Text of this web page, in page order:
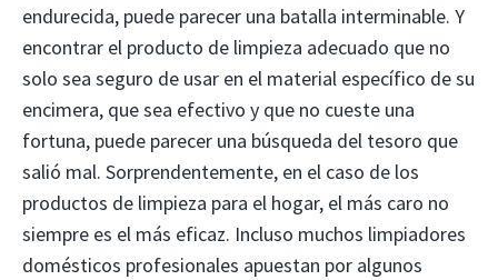
endurecida, puede parecer una batalla interminable. Y
encontrar el producto de limpieza adecuado que no
solo sea seguro de usar en el material específico de su
encimera, que sea efectivo y que no cueste una
fortuna, puede parecer una búsqueda del tesoro que
salió mal. Sorprendentemente, en el caso de los
productos de limpieza para el hogar, el más caro no
siempre es el más eficaz. Incluso muchos limpiadores
domésticos profesionales apuestan por algunos